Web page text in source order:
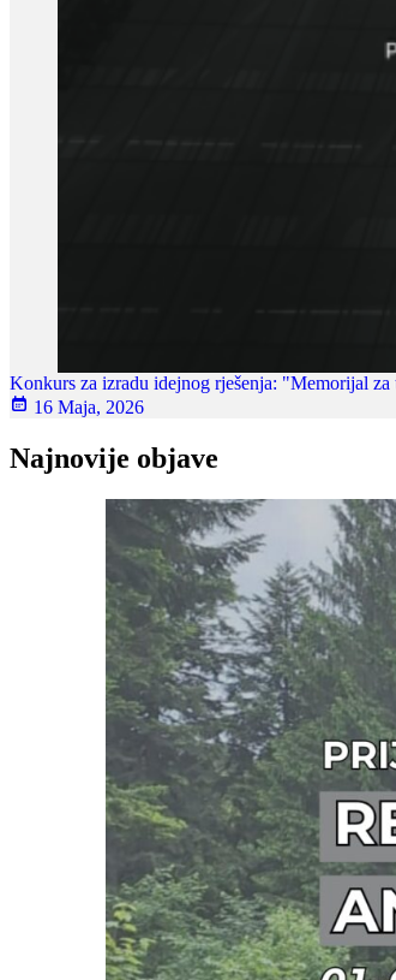
Konkurs za izradu idejnog rješenja: "Memorijal
16 Maja, 2026
Najnovije objave